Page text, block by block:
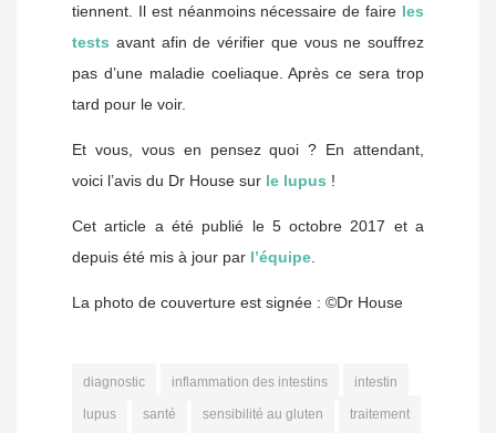
tiennent. Il est néanmoins nécessaire de faire les
tests avant afin de vérifier que vous ne souffrez
pas d’une maladie coeliaque. Après ce sera trop
tard pour le voir.
Et vous, vous en pensez quoi ? En attendant,
voici l’avis du Dr House sur le lupus !
Cet article a été publié le 5 octobre 2017 et a
depuis été mis à jour par l’équipe
La photo de couverture est signée : ©Dr House
diagnostic inflammation des intestins intestin
lupus santé sensibilité au gluten traitement